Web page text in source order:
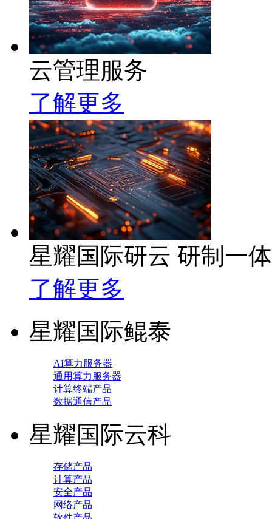
云管理服务
了解更多
星耀国际研云 研制一
了解更多
星耀国际鲲泰
AI算力服务器
通用算力服务器
计算终端产品
数据通信产品
星耀国际云科
存储产品
计算产品
安全产品
网络产品